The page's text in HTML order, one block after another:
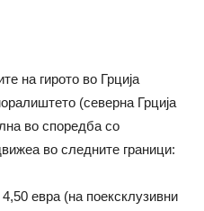
на гирото во Грција
(северна Грција
во споредба со
во следните граници:
евра (на поексклузивни